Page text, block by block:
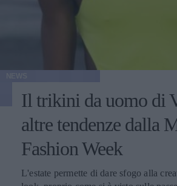
Il trikini da uomo di
altre tendenze dalla
Fashion Week
L'estate permette di dare sfogo alla